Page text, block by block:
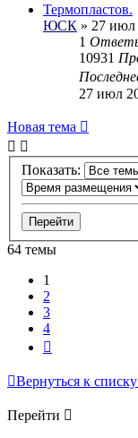
Термопластов.
ЮСК » 27 июл
1
10931
27 июл
Новая тема
Показать:
64 темы
1
2
3
4
Вернуться к
Перейти